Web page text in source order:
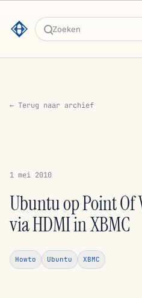
Zoeken
← Terug naar archief
1 mei 2010
Ubuntu op Point Of
via HDMI in XBMC
Howto Ubuntu XBMC